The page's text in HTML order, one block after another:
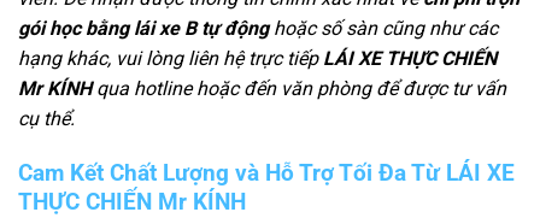
gói học bằng lái xe B tự độnghoặc số sàn cũng như các
hạng khác, vui lòng liên hệ trực tiếp LÁI XE THỰC CHIẾN
Mr KÍNHqua hotline hoặc đến văn phòng để được tư vấn
cụ thể.
Cam Kết Chất Lượng và Hỗ Trợ Tối Đa Từ LÁI XE
THỰC CHIẾN Mr KÍNH